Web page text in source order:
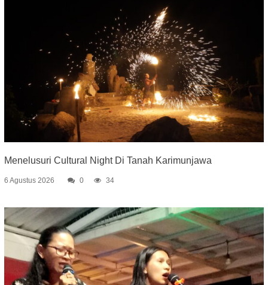
Menelusuri Cultural Night Di Tanah Karimunjawa
6 Agustus 2026 0 34